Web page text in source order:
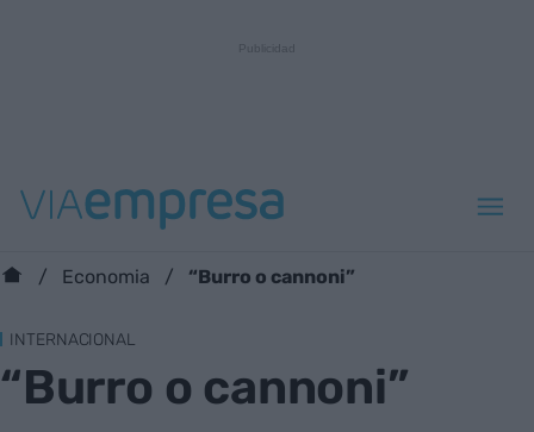
Economia “Burro o cannoni”
INTERNACIONAL
“Burro o cannoni”